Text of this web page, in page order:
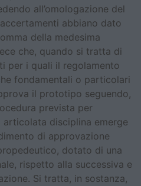
all’omologazione del
abbiano dato
della medesima
che, quando si tratta di
per i quali il regolamento
fondamentali o particolari
il prototipo seguendo,
prevista per
articolata disciplina emerge
di approvazione
dotato di una
rispetto alla successiva e
Si tratta, in sostanza,